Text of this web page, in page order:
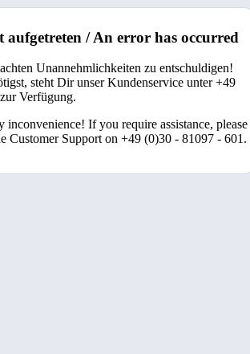
aufgetreten / An error has occurred
Unannehmlichkeiten zu entschuldigen!
steht Dir unser Kundenservice unter +49
Verfügung.
inconvenience! If you require assistance, please
Customer Support on +49 (0)30 - 81097 - 601.